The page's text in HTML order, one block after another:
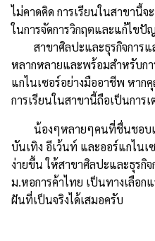
ไม่คาดคิด การเรียนในสาขานี้
ในการจัดการวิกฤตและแก้ไขปั
สาขาศิลปะและธุรกิจการ
หลากหลายและพร้อมสำหรับก
แกไนเซอร์อย่างมืออาชีพ หาก
การเรียนในสาขานี้ถือเป็นการ
น้องๆหลายๆคนที่ชื่นชอบแ
บันเทิง อีเว้นท์ และออร์แกไนเ
ง่ายขึ้น ให้สาขาศิลปะและธุรกิ
ม.หอการค้าไทย เป็นทางเลือ
ฝันที่เป็นจริงได้เสมอครับ